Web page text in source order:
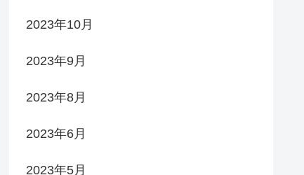
2023年10月
2023年9月
2023年8月
2023年6月
2023年5月